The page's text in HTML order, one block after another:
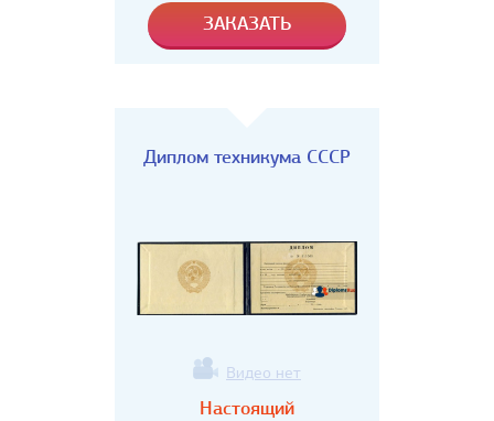
Диплом техникума СССР
Видео нет
Настоящий